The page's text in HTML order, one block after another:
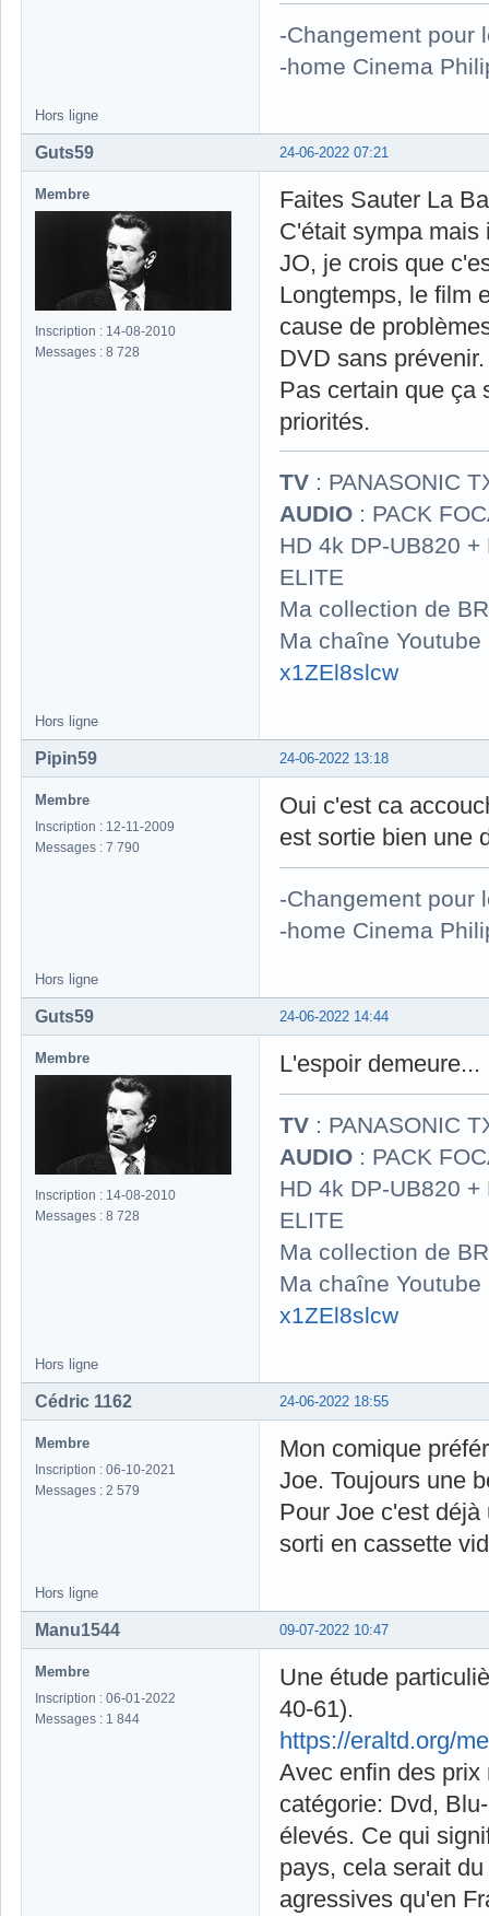
-Changement pour
-home Cinema
Hors ligne
24-06-2022 07:21
Guts59
Membre
Inscription : 14-08-2010
Messages : 8 728
Faites Sauter La
C'était sympa mais
JO, je crois que
Longtemps, le film
cause de
DVD sans prévenir.
Pas certain que ça
priorités.
TV : PANASONIC
AUDIO : PACK
HD 4k DP-UB820
ELITE
Ma collection de
Ma chaîne
x1ZEl8slcw
Hors ligne
24-06-2022 13:18
Pipin59
Membre
Inscription : 12-11-2009
Messages : 7 790
Oui c'est ca
est sortie bien une
-Changement pour
-home Cinema
Hors ligne
24-06-2022 14:44
Guts59
Membre
Inscription : 14-08-2010
Messages : 8 728
L'espoir
TV : PANASONIC
AUDIO : PACK
HD 4k DP-UB820
ELITE
Ma collection de
Ma chaîne
x1ZEl8slcw
Hors ligne
24-06-2022 18:55
Cédric 1162
Membre
Inscription : 06-10-2021
Messages : 2 579
Mon comique
Joe. Toujours une
Pour Joe c'est
sorti en cassette
Hors ligne
09-07-2022 10:47
Manu1544
Membre
Inscription : 06-01-2022
Messages : 1 844
Une étude
40-61).
https://eraltd.org/
Avec enfin des prix
catégorie: Dvd,
élevés. Ce qui
pays, cela serait
agressives qu'en